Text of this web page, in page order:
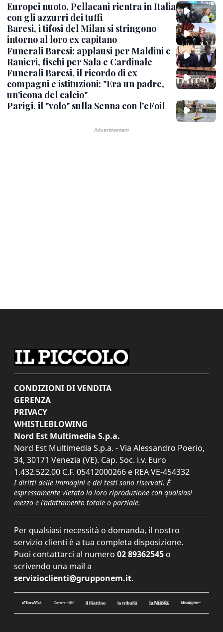
Europei nuoto, Pellacani rientra in Italia
con gli azzurri dei tuffi
Baresi, i tifosi del Milan si stringono
intorno al loro ex capitano
Funerali Baresi: applausi per Maldini e
Ranieri, fischi per Sala e Cardinale
Funerali Baresi, il ricordo di ex
compagni e istituzioni: "Era un padre,
un'icona del calcio"
Parigi, il "volo" sulla Senna con l'eFoil
CONDIZIONI DI VENDITA
GERENZA
PRIVACY
WHISTLEBLOWING
Nord Est Multimedia S.p.a.
Nord Est Multimedia S.p.a. - Via Alessandro Poerio,
34, 30171 Venezia (VE). Cap. Soc. i.v. Euro
1.432.522,00 C.F. 05412000266 e REA VE-454332
I diritti delle immagini e dei testi sono riservati. È
espressamente vietata la loro riproduzione con qualsiasi
mezzo e l'adattamento totale o parziale.
Per qualsiasi necessità o domanda, il nostro
servizio clienti è a tua completa disposizione.
Puoi contattarci al numero 02 89362545 o
scrivendo una mail a
servizioclienti@grupponem.it.